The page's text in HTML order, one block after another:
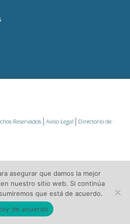
Reservados│ Aviso Legal │Directorio de
asegurar que damos la mejor
nuestro sitio web. Si continúa
que está de acuerdo.
de acuerdo